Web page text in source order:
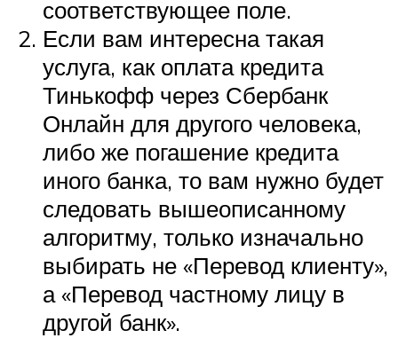
соответствующее поле.
Если вам интересна такая
услуга, как оплата кредита
Тинькофф через Сбербанк
Онлайн для другого человека,
либо же погашение кредита
иного банка, то вам нужно будет
следовать вышеописанному
алгоритму, только изначально
выбирать не «Перевод клиенту»,
а «Перевод частному лицу в
другой банк».